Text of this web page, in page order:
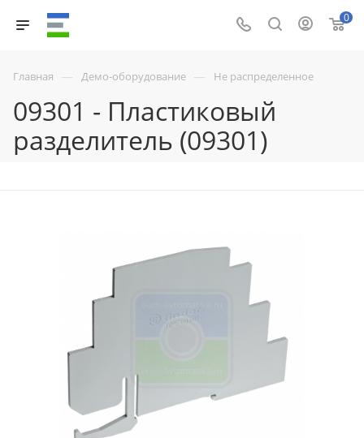
0
Главная — Демо-оборудование — Не распределенное
09301 - Пластиковый
разделитель (09301)